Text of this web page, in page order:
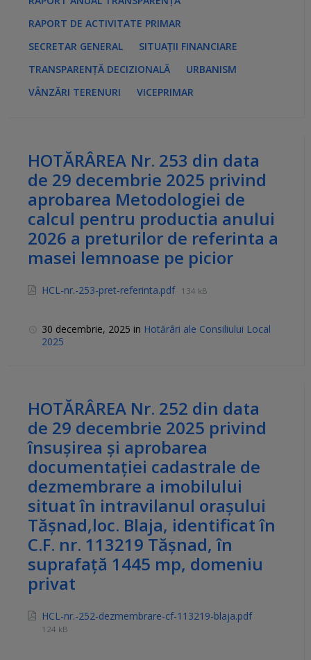
RAPORT DE ACTIVITATE PRIMAR
SECRETAR GENERAL
SITUAȚII FINANCIARE
TRANSPARENȚĂ DECIZIONALĂ
URBANISM
VÂNZĂRI TERENURI
VICEPRIMAR
HOTĂRÂREA Nr. 253 din data
de 29 decembrie 2025 privind
aprobarea Metodologiei de
calcul pentru productia anului
2026 a preturilor de referinta a
masei lemnoase pe picior
HCL-nr.-253-pret-referinta.pdf 134 kB
30 decembrie, 2025 in Hotărâri ale Consiliului Local
2025
HOTĂRÂREA Nr. 252 din data
de 29 decembrie 2025 privind
însuşirea și aprobarea
documentaţiei cadastrale de
dezmembrare a imobilului
situat în intravilanul orașului
Tășnad,loc. Blaja, identificat în
C.F. nr. 113219 Tășnad, în
suprafață 1445 mp, domeniu
privat
HCL-nr.-252-dezmembrare-cf-113219-blaja.pdf
124 kB